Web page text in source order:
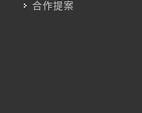
合作提案